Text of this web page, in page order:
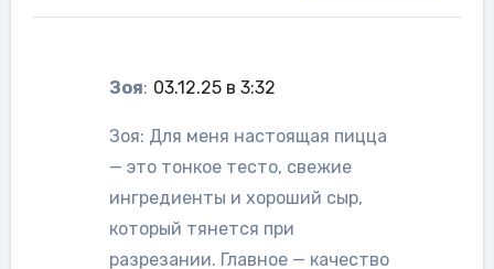
Зоя: 03.12.25 в 3:32
Зоя: Для меня настоящая пицца
— это тонкое тесто, свежие
ингредиенты и хороший сыр,
который тянется при
разрезании. Главное — качество